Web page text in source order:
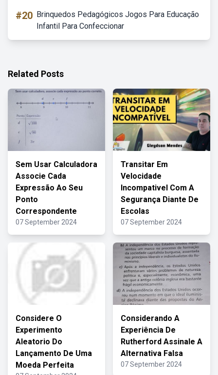
#20 Brinquedos Pedagógicos Jogos Para Educação
Infantil Para Confeccionar
Related Posts
Sem Usar Calculadora
Associe Cada
Expressão Ao Seu
Ponto
Correspondente
07 September 2024
Transitar Em
Velocidade
Incompativel Com A
Segurança Diante De
Escolas
07 September 2024
Considere O
Experimento
Aleatorio Do
Lançamento De Uma
Moeda Perfeita
Considerando A
Experiência De
Rutherford Assinale A
Alternativa Falsa
07 September 2024